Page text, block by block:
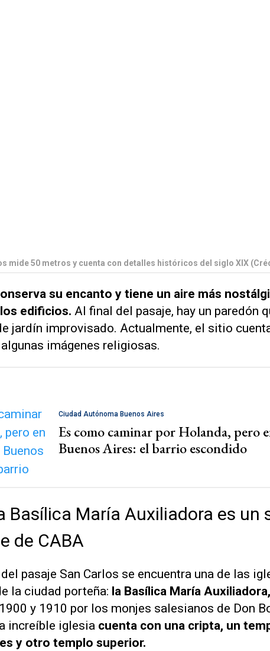
mide 50 metros y cuenta con detalles históricos del siglo XIX
su encanto y tiene un aire más
edificios. Al final del pasaje, hay un paredón
jardín improvisado. Actualmente, el sitio
imágenes religiosas.
Ciudad Autónoma Buenos Aires
Es como caminar por Holanda, pero
Buenos Aires: el barrio escondido
Basílica María Auxiliadora es un
de CABA
pasaje San Carlos se encuentra una de las
la ciudad porteña: la Basílica María Auxiliadora,
y 1910 por los monjes salesianos de Don
increíble iglesia cuenta con una cripta, un
y otro templo superior.